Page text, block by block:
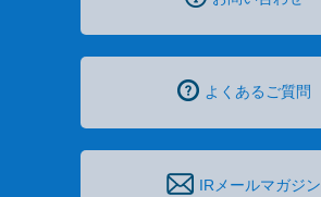
よくあるご質問
IRメールマガジン